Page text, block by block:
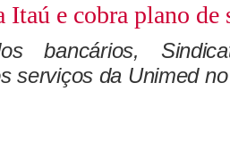
Itaú e cobra plano de
bancários,
serviços da Unimed